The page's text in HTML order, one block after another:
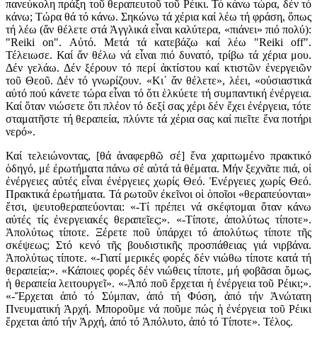
πανεύκολη πράξη τοῦ θεραπευτοῦ τοῦ Ρέικι. Τό κάνω τώρα, δέν τό
κάνω; Τώρα θά τό κάνω. Σηκώνω τά χέρια καί λέω τή φράση, ὅπως
τή λέω (ἄν θέλετε στά Ἀγγλικά εἶναι καλύτερα, «πιάνει» πιό πολύ):
"Reiki on". Αὐτό. Μετά τά κατεβάζω καί λέω "Reiki off".
Τέλειωσε. Καί ἄν θέλω νά εἶναι πιό δυνατό, τρίβω τά χέρια μου.
Δέν γελάω. Δέν ξέρουν τό περί ἀκτίστου καί κτιστῶν ἐνεργειῶν
τοῦ Θεοῦ. Δέν τό γνωρίζουν. «Κι᾿ ἄν θέλετε», λέει, «οὐσιαστικά
αὐτό πού κάνετε τώρα εἶναι τό ὅτι ἑλκύετε τή συμπαντική ἐνέργεια.
Καί ὅταν νιώσετε ὅτι πλέον τό δεξί σας χέρι δέν ἔχει ἐνέργεια, τότε
σταματῆστε τή θεραπεία, πλύντε τά χέρια σας καί πιεῖτε ἕνα ποτήρι
νερό».
Καί τελειώνοντας, [θά ἀναφερθῶ σέ] ἕνα χαριτωμένο πρακτικό
ὁδηγό, μέ ἐρωτήματα πάνω σέ αὐτά τά θέματα. Μήν ξεχνᾶτε πιά, οἱ
ἐνέργειες αὐτές εἶναι ἐνέργειες χωρίς Θεό. Ἐνέργειες χωρίς Θεό.
Πρακτικά ἐρωτήματα. Τά ρωτοῦν ἐκεῖνοι οἱ ὁποῖοι «θεραπεύονται»
ἔτσι, ψευτοθεραπεύονται: «-Τί πρέπει νά σκέφτομαι ὅταν κάνω
αὐτές τίς ἐνεργειακές θεραπεῖες;». «-Τίποτε, ἀπολύτως τίποτε».
Ἀπολύτως τίποτε. Ξέρετε ποῦ ὑπάρχει τό ἀπολύτως τίποτε τῆς
σκέψεως; Στό κενό τῆς βουδιστικῆς προσπάθειας γιά νιρβάνα.
Ἀπολύτως τίποτε. «-Γιατί μερικές φορές δέν νιώθω τίποτε κατά τή
θεραπεία;». «Κάποιες φορές δέν νιώθεις τίποτε, μή φοβᾶσαι ὅμως,
ἡ θεραπεία λειτουργεῖ». «-Ἀπό ποῦ ἔρχεται ἡ ἐνέργεια τοῦ Ρέικι;».
«-Ἔρχεται ἀπό τό Σύμπαν, ἀπό τή Φύση, ἀπό τήν Ἀνώτατη
Πνευματική Ἀρχή. Μποροῦμε νά ποῦμε πώς ἡ ἐνέργεια τοῦ Ρέικι
ἔρχεται ἀπό τήν Ἀρχή, ἀπό τό Ἀπόλυτο, ἀπό τό Τίποτε». Τέλος.